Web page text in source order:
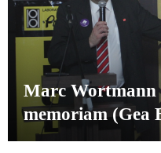
Marc Wortmann
memoriam (Gea